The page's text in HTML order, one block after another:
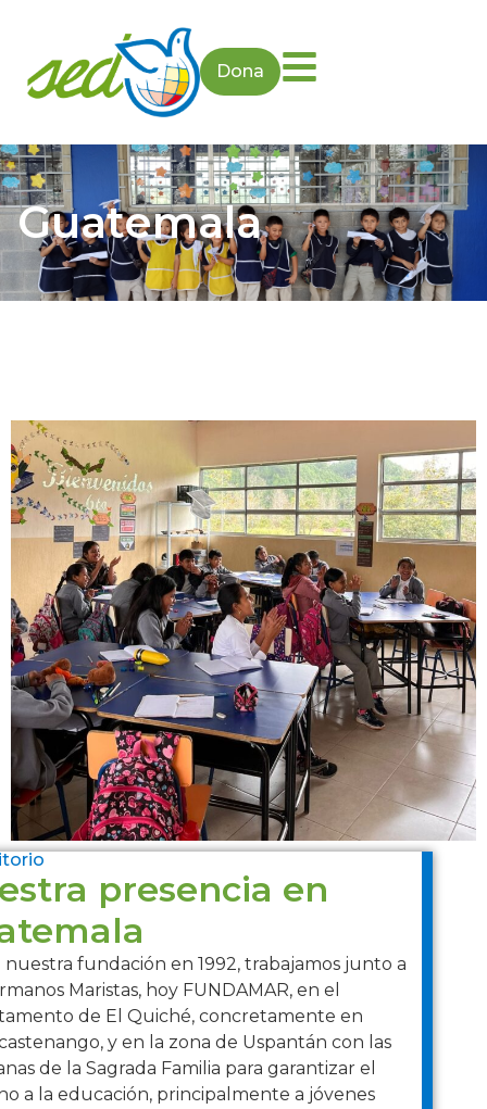
Dona
Guatemala
presencia en
nuestra fundación en 1992, trabajamos junto a
Maristas, hoy FUNDAMAR, en el
de El Quiché, concretamente en
y en la zona de Uspantán con las
de la Sagrada Familia para garantizar el
a la educación, principalmente a jóvenes